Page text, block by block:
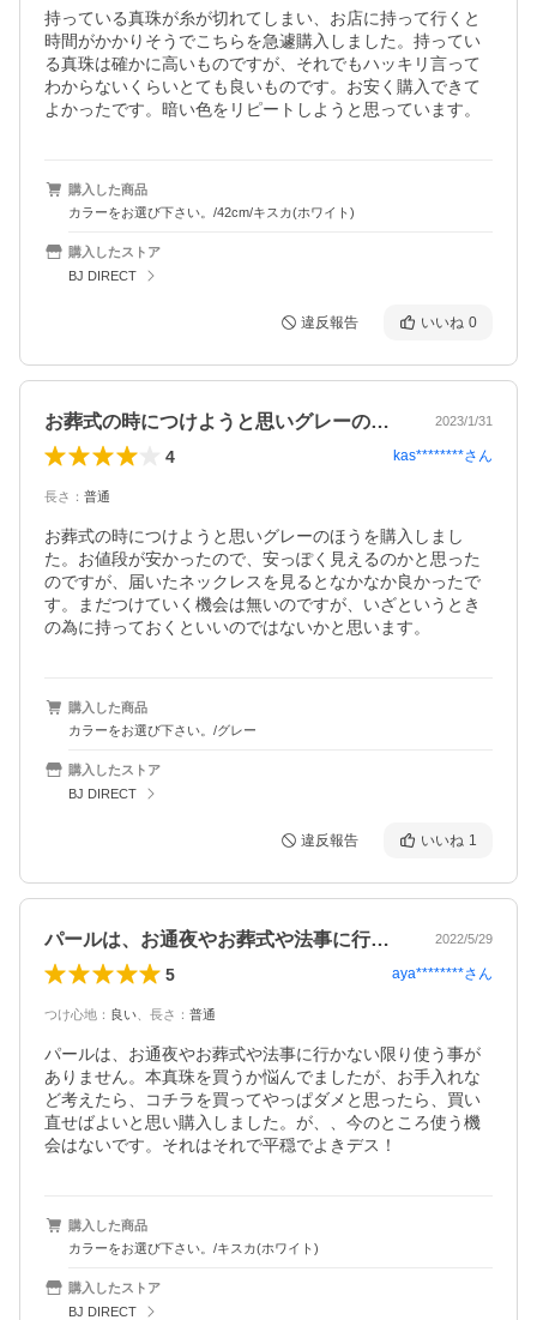
持っている真珠が糸が切れてしまい、お店に持って行くと
時間がかかりそうでこちらを急遽購入しました。持ってい
る真珠は確かに高いものですが、それでもハッキリ言って
わからないくらいとても良いものです。お安く購入できて
よかったです。暗い色をリピートしようと思っています。
購入した商品
カラーをお選び下さい。/42cm/キスカ(ホワイト)
購入したストア
BJ DIRECT
違反報告 いいね 0
お葬式の時につけようと思いグレーのほう… 2023/1/31
4 kas********さん
長さ ： 普通
お葬式の時につけようと思いグレーのほうを購入しまし
た。お値段が安かったので、安っぽく見えるのかと思った
のですが、届いたネックレスを見るとなかなか良かったで
す。まだつけていく機会は無いのですが、いざというとき
の為に持っておくといいのではないかと思います。
購入した商品
カラーをお選び下さい。/グレー
購入したストア
BJ DIRECT
違反報告 いいね 1
パールは、お通夜やお葬式や法事に行かな… 2022/5/29
5 aya********さん
つけ心地 ： 良い 長さ ： 普通
パールは、お通夜やお葬式や法事に行かない限り使う事が
ありません。本真珠を買うか悩んでましたが、お手入れな
ど考えたら、コチラを買ってやっぱダメと思ったら、買い
直せばよいと思い購入しました。が、、今のところ使う機
会はないです。それはそれで平穏でよきデス！
購入した商品
カラーをお選び下さい。/キスカ(ホワイト)
購入したストア
BJ DIRECT